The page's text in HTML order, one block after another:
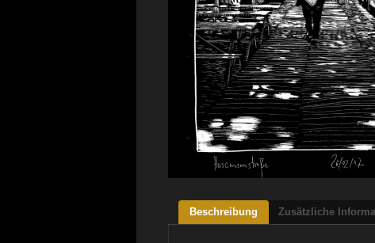
Beschreibung Zusätzliche